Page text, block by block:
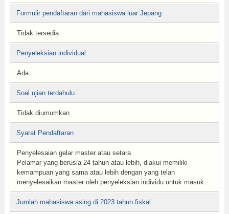
Formulir pendaftaran dari mahasiswa luar Jepang
Tidak tersedia
Penyeleksian individual
Ada
Soal ujian terdahulu
Tidak diumumkan
Syarat Pendaftaran
Penyelesaian gelar master atau setara
Pelamar yang berusia 24 tahun atau lebih, diakui memiliki
kemampuan yang sama atau lebih dengan yang telah
menyelesaikan master oleh penyeleksian individu untuk masuk
Jumlah mahasiswa asing di 2023 tahun fiskal